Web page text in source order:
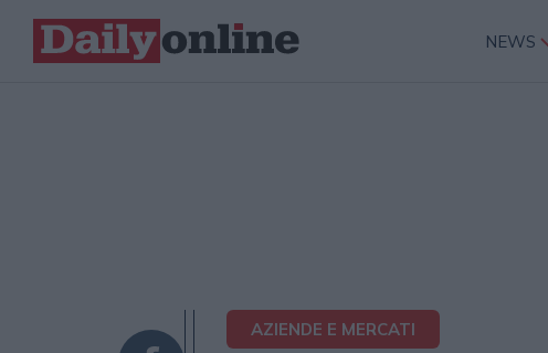
NEWS
AZIENDE E MERCATI